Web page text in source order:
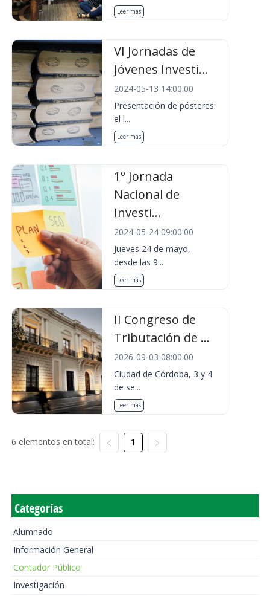
Leer más
VI Jornadas de
Jóvenes Investi...
2024-05-13 14:00:00
Presentación de pósteres:
el l...
Leer más
1º Jornada
Nacional de
Investi...
2024-05-24 09:00:00
Jueves 24 de mayo,
desde las 9...
Leer más
II Congreso de
Tributación de ...
2026-09-03 08:00:00
Ciudad de Córdoba, 3 y 4
de se...
Leer más
6 elementos en total: 1
Categorías
Alumnado
Información General
Contador Público
Investigación